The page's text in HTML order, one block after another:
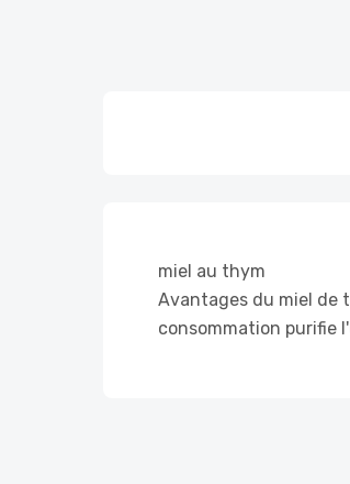
miel au thym
Avantages du miel de
consommation purifie